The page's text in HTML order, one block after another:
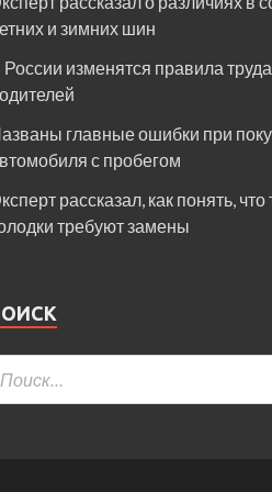
и зимних шин
России изменятся правила
главные ошибки при
с пробегом
рассказал, как понять,
требуют замены